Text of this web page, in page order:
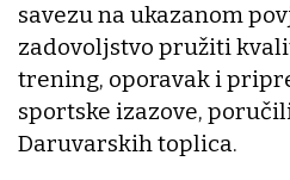
savezu na ukazanom
zadovoljstvo pružiti
trening, oporavak i
sportske izazove,
Daruvarskih toplica.